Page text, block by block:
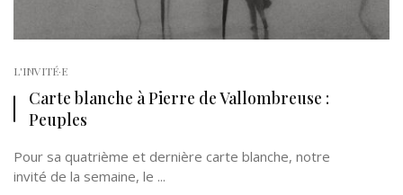
L'INVITÉ·E
Carte blanche à Pierre de Vallombreuse :
Peuples
Pour sa quatrième et dernière carte blanche, notre
invité de la semaine, le ...